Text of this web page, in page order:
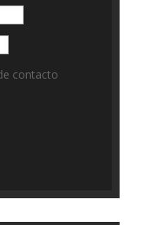
contacto